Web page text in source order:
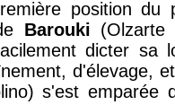
position du
Barouki
dicter sa
d'élevage,
s'est emparée